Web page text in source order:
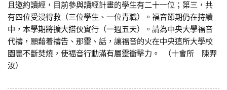
且邀約讀經，目前參與讀經計畫的學生有二十一位；第三，共
有四位受浸得救（三位學生、一位青職）。福音節期仍在持續
中，本學期將擴大搭伙實行（一週五天）。請為中央大學福音
代禱，願藉着禱告、那靈、話，讓福音的火在中央這所大學校
園裏不斷焚燒，使福音行動滿有屬靈衝擊力。 （十會所 陳羿
汝）